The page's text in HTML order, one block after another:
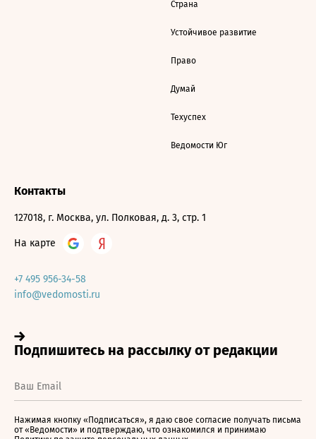
Страна
Устойчивое развитие
Право
Думай
Техуспех
Ведомости Юг
Контакты
127018, г. Москва, ул. Полковая, д. 3, стр. 1
На карте
+7 495 956-34-58
info@vedomosti.ru
Нажимая кнопку «Подписаться», я даю свое согласие получать письма
от «Ведомости» и подтверждаю, что ознакомился и принимаю